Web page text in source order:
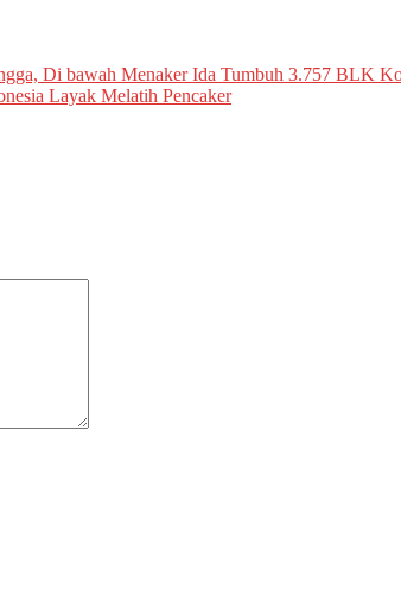
Di bawah Menaker Ida Tumbuh 3.757 BLK
Layak Melatih Pencaker